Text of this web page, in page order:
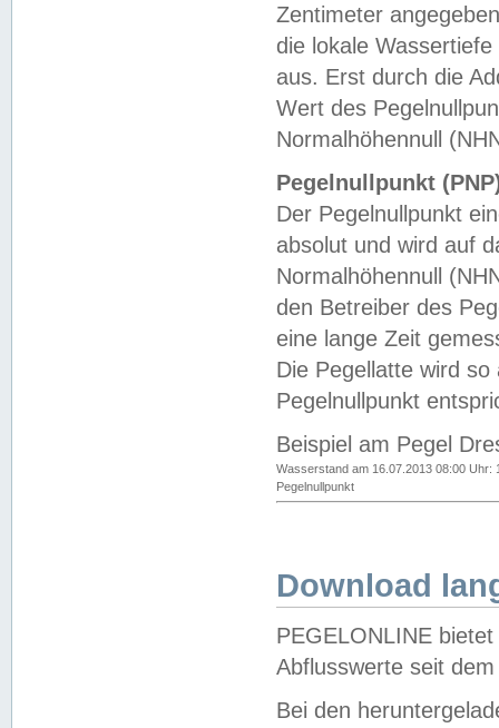
Zentimeter
die lokale
aus. Erst durch die
Wert des
Normalhöhennull
Pegelnullpunkt
Der Pegelnullpunkt
absolut und wird auf
Normalhöhennull
den Betreiber des
eine lange Zeit
Die Pegellatte wird
Pegelnullpunkt
Beispiel am Pegel
Wasserstand am 16.07.2013 08:00 Uhr:
Pegelnullpunkt
Download
PEGELONLINE
Abflusswerte seit
Bei den